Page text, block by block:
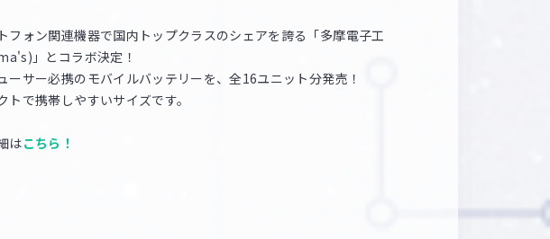
フォン関連機器で国内トップクラスのシェアを誇る「多摩電子工
」とコラボ決定！
ーサー必携のモバイルバッテリーを、全16ユニット分発売！
トで携帯しやすいサイズです。
はこちら！